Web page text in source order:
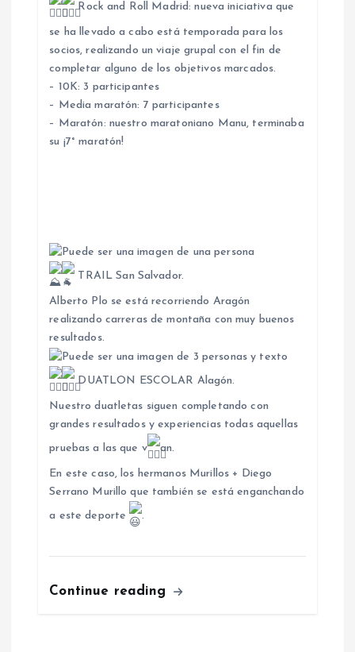
Rock and Roll Madrid: nueva iniciativa que
se ha llevado a cabo está temporada para los
socios, realizando un viaje grupal con el fin de
completar alguno de los objetivos marcados.
– 10K: 3 participantes
– Media maratón: 7 participantes
– Maratón: nuestro maratoniano Manu, terminaba
su ¡7° maratón!
TRAIL San Salvador.
Alberto Plo se está recorriendo Aragón
realizando carreras de montaña con muy buenos
resultados.
DUATLON ESCOLAR Alagón.
Nuestro duatletas siguen completando con
grandes resultados y experiencias todas aquellas
pruebas a las que v an.
En este caso, los hermanos Murillos + Diego
Serrano Murillo que también se está enganchando
a este deporte .
Continue reading